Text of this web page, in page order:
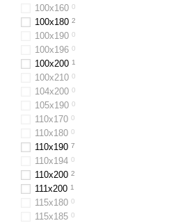
100x160 0
100х180 2
100х190 0
100х196 0
100x200 1
100х210 0
104x200 0
105х190 0
110х170 0
110x180 0
110x190 7
110x194 0
110х200 2
111x200 1
115х180 0
115х185 0